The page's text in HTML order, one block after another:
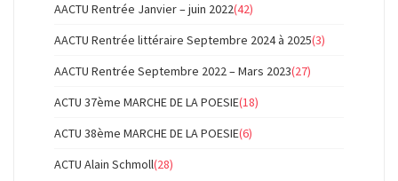
AACTU Rentrée Janvier – juin 2022(42)
AACTU Rentrée littéraire Septembre 2024 à 2025(3)
AACTU Rentrée Septembre 2022 – Mars 2023(27)
ACTU 37ème MARCHE DE LA POESIE(18)
ACTU 38ème MARCHE DE LA POESIE(6)
ACTU Alain Schmoll(28)